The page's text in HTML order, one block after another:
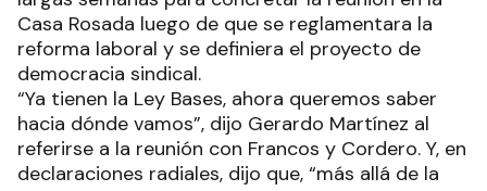
Casa Rosada luego de que se reglamentara la
reforma laboral y se definiera el proyecto de
democracia sindical.
“Ya tienen la Ley Bases, ahora queremos saber
hacia dónde vamos”, dijo Gerardo Martínez al
referirse a la reunión con Francos y Cordero. Y, en
declaraciones radiales, dijo que, “más allá de la